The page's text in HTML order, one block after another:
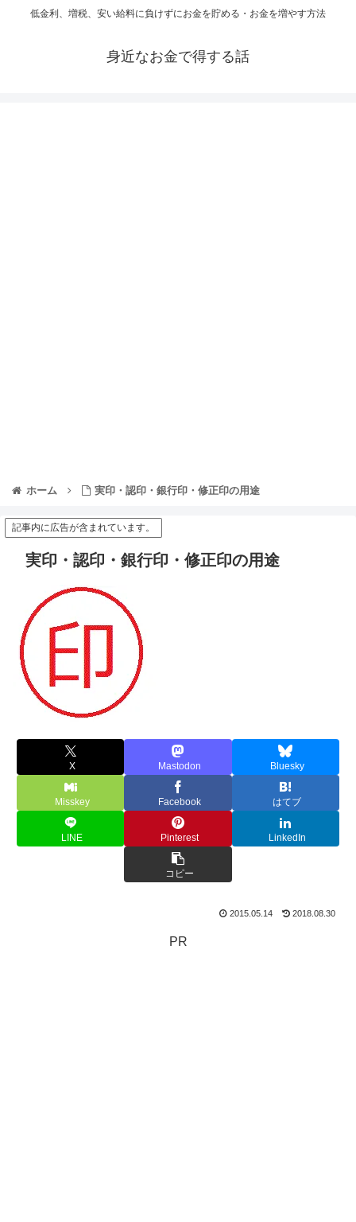
低金利、増税、安い給料に負けずにお金を貯める・お金を増やす方法
身近なお金で得する話
ホーム 実印・認印・銀行印・修正印の用途
記事内に広告が含まれています。
実印・認印・銀行印・修正印の用途
X Mastodon Bluesky
Misskey Facebook はてブ
LINE Pinterest LinkedIn
コピー
2015.05.14 2018.08.30
PR